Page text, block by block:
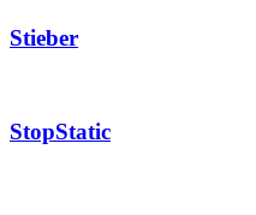
Stieber
StopStatic